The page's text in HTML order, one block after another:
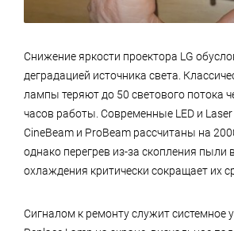
Снижение яркости проектора LG
деградацией источника света.
лампы теряют до 50 светового потока
часов работы. Современные LED и
CineBeam и ProBeam рассчитаны на
однако перегрев из-за скопления пыли
охлаждения критически сокращает их
Сигналом к ремонту служит системное